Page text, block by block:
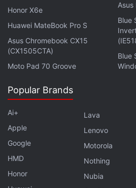
L'iPhone 17 Pro Max est doté
Retina XDR OLED LTPO de 6,9
taux de rafraîchissement
propose une luminosité
3 000 nits. L'écran bénéficie de
Ceramic Shield. L'appareil
Apple Intelligence et fonctionne
Pro. Ce téléphone est
de stockage : 256 Go, 512 Go,
Honor X6e
Huawei MateBook Pro S
Asus Chromebook CX15
(CX1505CTA)
Moto Pad 70 Groove
Asus
Blue
Blue
Popular Brands
Ai+
Apple
Google
HMD
Honor
Lava
Lenovo
Motorola
Nothing
Nubia